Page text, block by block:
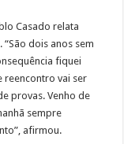
Casado relata
dois anos sem
fiquei
reencontro vai ser
provas. Venho de
sempre
afirmou.